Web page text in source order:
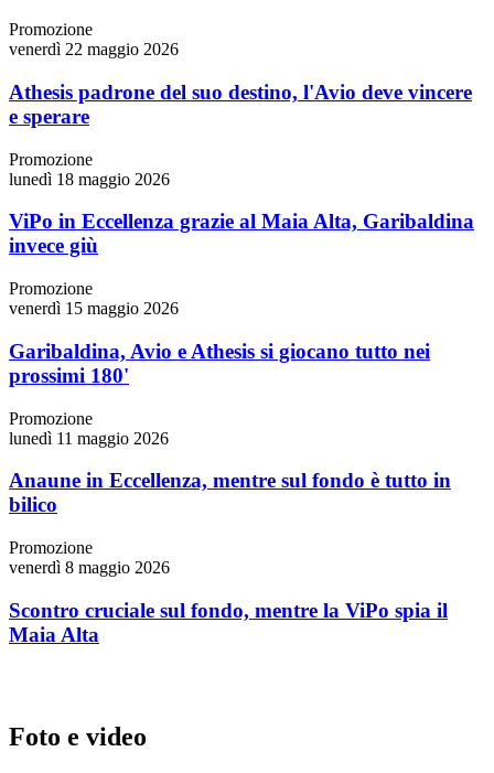
Promozione
venerdì 22 maggio 2026
Athesis padrone del suo destino, l'Avio deve vincere
e sperare
Promozione
lunedì 18 maggio 2026
ViPo in Eccellenza grazie al Maia Alta, Garibaldina
invece giù
Promozione
venerdì 15 maggio 2026
Garibaldina, Avio e Athesis si giocano tutto nei
prossimi 180'
Promozione
lunedì 11 maggio 2026
Anaune in Eccellenza, mentre sul fondo è tutto in
bilico
Promozione
venerdì 8 maggio 2026
Scontro cruciale sul fondo, mentre la ViPo spia il
Maia Alta
Foto e video